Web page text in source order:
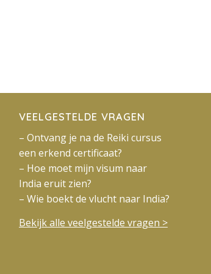
VEELGESTELDE VRAGEN
– Ontvang je na de Reiki cursus
een erkend certificaat?
– Hoe moet mijn visum naar
India eruit zien?
– Wie boekt de vlucht naar India?
Bekijk alle veelgestelde vragen >